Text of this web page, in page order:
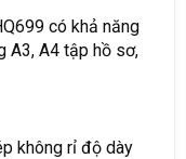
có khả năng
A3, A4 tập hồ sơ,
không rỉ độ dày